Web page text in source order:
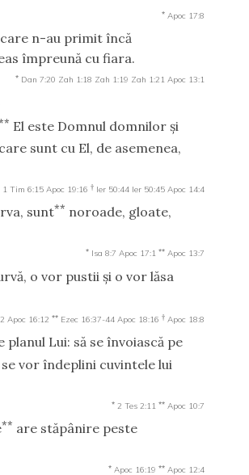
* Apoc 17:8
n-au primit încă
împreună cu fiara.
* Dan 7:20 Zah 1:18 Zah 1:19 Zah 1:21 Apoc 13:1
El este Domnul domnilor şi
sunt cu El, de asemenea,
1 Tim 6:15 Apoc 19:16 † Ier 50:44 Ier 50:45 Apoc 14:4
sunt** noroade, gloate,
* Isa 8:7 Apoc 17:1 ** Apoc 13:7
o vor pustii şi o vor lăsa
Apoc 16:12 ** Ezec 16:37-44 Apoc 18:16 † Apoc 18:8
Lui: să se învoiască pe
se vor îndeplini cuvintele lui
* 2 Tes 2:11 ** Apoc 10:7
** are stăpânire peste
* Apoc 16:19 ** Apoc 12:4